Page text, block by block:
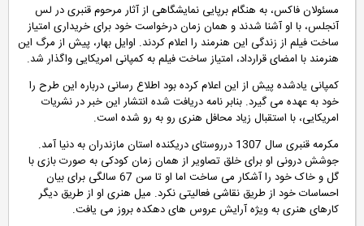
مسئولان فاکس، به هنگام برپایی نمایشگاهی از آثار مرحوم قنبری در لس
آنجلس، با او آشنا شدند و همان زمان درخواست خود برای خریداری امتیاز
ساخت فیلم از زندگی این هنرمند را اعلام کردند. اوایل بهار، پیش از مرگ این
هنرمند با امضای قرارداد، امتیاز ساخت فیلم به کمپانی امریکایی واگذار شد.
کمپانی یادشده پیش از این اعلام کرده بود اطلاع رسانی درباره این طرح را
خود به عهده می گیرد. بنابر نامه دریافت شده انتشار این خبر در نشریات
امریکایی، با استقبال زیاد محافل هنری رو به رو شده است.
مکرمه قنبری سال 1307 درروستای دریکنده استان مازندران به دنیا آمد.
جوشش درونی او برای خلق تصاویر از همان زمان کودکی به صورت بازی با
گل و خاک خود را آشکار می ساخت اما او تا سن 67 سالگی برای بیان
احساسات خود از طریق نقاشی فعالیتی نکرد. میل هنری او از طریق دیگر
کارهای هنری به ویژه آرایش عروس های دهکده بروز می یافت.